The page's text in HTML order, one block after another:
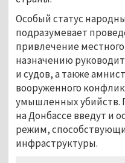
Особый статус
подразумевает
привлечение
назначению
и судов, а также
вооруженного
умышленных убийств.
на Донбассе введут и
режим,
инфраструктуры.